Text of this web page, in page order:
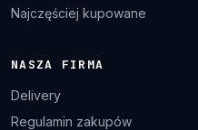
Najczęściej kupowane
NASZA FIRMA
Delivery
Regulamin zakupów